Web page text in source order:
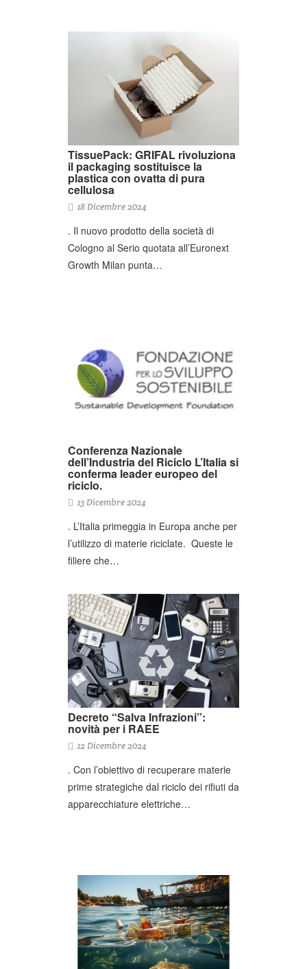
TissuePack: GRIFAL rivoluziona
il packaging sostituisce la
plastica con ovatta di pura
cellulosa
18 Dicembre 2024
. Il nuovo prodotto della società di
Cologno al Serio quotata all’Euronext
Growth Milan punta…
Conferenza Nazionale
dell’Industria del Riciclo L’Italia si
conferma leader europeo del
riciclo.
13 Dicembre 2024
. L’Italia primeggia in Europa anche per
l’utilizzo di materie riciclate. Queste le
filiere che…
Decreto “Salva Infrazioni”:
novità per i RAEE
12 Dicembre 2024
. Con l’obiettivo di recuperare materie
prime strategiche dal riciclo dei rifiuti da
apparecchiature elettriche…